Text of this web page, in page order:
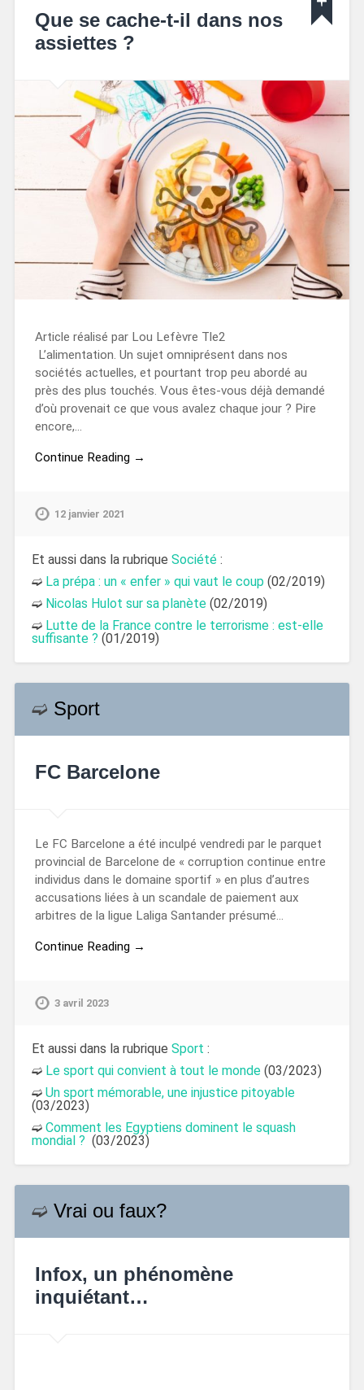
Que se cache-t-il dans nos
assiettes ?
Article réalisé par Lou Lefèvre Tle2
L’alimentation. Un sujet omniprésent dans nos
sociétés actuelles, et pourtant trop peu abordé au
près des plus touchés. Vous êtes-vous déjà demandé
d’où provenait ce que vous avalez chaque jour ? Pire
encore,…
Continue Reading →
12 janvier 2021
Et aussi dans la rubrique Société:
➫ La prépa : un « enfer » qui vaut le coup(02/2019)
➫ Nicolas Hulot sur sa planète(02/2019)
➫ Lutte de la France contre le terrorisme : est-elle
suffisante ? (01/2019)
➫ Sport
FC Barcelone
Le FC Barcelone a été inculpé vendredi par le parquet
provincial de Barcelone de « corruption continue entre
individus dans le domaine sportif » en plus d’autres
accusations liées à un scandale de paiement aux
arbitres de la ligue Laliga Santander présumé…
Continue Reading →
3 avril 2023
Et aussi dans la rubrique Sport :
➫ Le sport qui convient à tout le monde(03/2023)
➫ Un sport mémorable, une injustice pitoyable
(03/2023)
➫ Comment les Egyptiens dominent le squash
mondial ? (03/2023)
➫ Vrai ou faux?
Infox, un phénomène
inquiétant…